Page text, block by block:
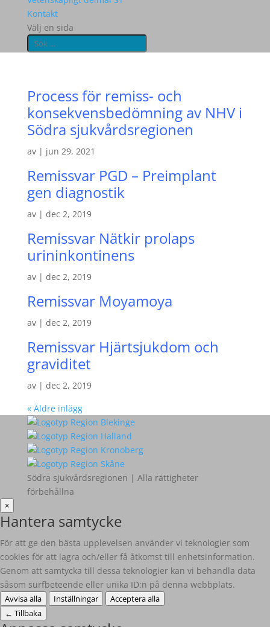
Kontakt
Välj en sida
Process för remiss- och
konsekvensbedömning av NHV i
Södra sjukvårdsregionen
av | jun 29, 2021
Remissvar PGD – Preimplant
gen diagnostik
av | dec 2, 2019
Remissvar Nätkir prolaps
urininkontinens
av | dec 2, 2019
Remissvar Moyamoya
av | dec 2, 2019
Remissvar Hjärtsjukdom och
graviditet
av | dec 2, 2019
« Äldre inlägg
Södra sjukvårdsregionen | Alla rättigheter
förbehållna
×
Hantera samtycke
För att ge den bästa upplevelsen använder vi teknologier som
cookies för att lagra och/eller få åtkomst till enhetsinformation.
Genom att samtycka till dessa teknologier kan vi behandla data
såsom surfbeteende eller unika ID:n på denna webbplats.
Avvisa alla Inställningar
Acceptera alla
← Tillbaka